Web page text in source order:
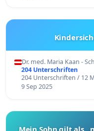
Dr. med. Maria Kaan -
204 Unterschriften
204 Unterschriften / 12
9 Sep 2025